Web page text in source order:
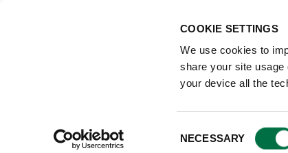
COOKIE SETTINGS
We use cookies to
share your site usage
your device all the
Selection
NECESSARY